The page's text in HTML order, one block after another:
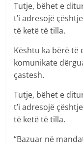
Tutje, bëhet e
t’i adresojë
të ketë të tilla.
Kështu ka bërë
komunikate
çastesh.
Tutje, bëhet e
t’i adresojë
të ketë të tilla.
“Bazuar në